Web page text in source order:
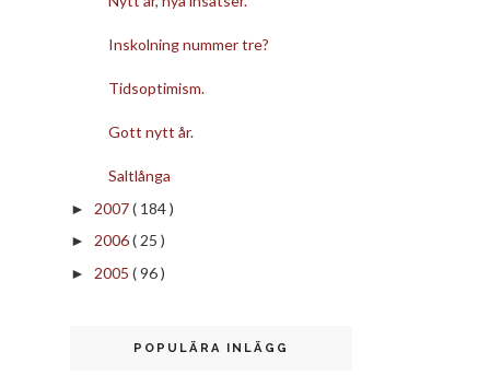
Inskolning nummer tre?
Tidsoptimism.
Gott nytt år.
Saltlånga
► 2007( 184 )
► 2006( 25 )
► 2005 ( 96 )
POPULÄRA INLÄGG